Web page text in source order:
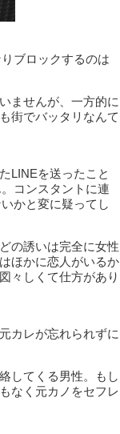
ブロックするのは
ませんが、一方的に
街でバッタリなんて
LINEを送ったこと
コンスタントに連
かと変に疑ってし
の誘いは完全に女性
ほかに恋人がいるか
々しくて仕方があり
カレが忘れられずに
してくる男性。もし
なく元カノをセフレ